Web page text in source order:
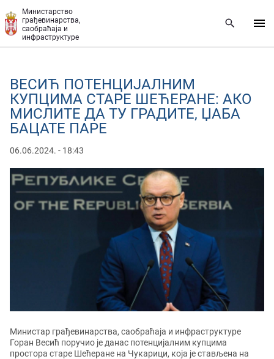
Министарство
грађевинарства,
саобраћаја и
инфраструктуре
ВЕСИЋ ПОТЕНЦИЈАЛНИМ
КУПЦИМА СТАРЕ ШЕЋЕРАНЕ: АКО
МИСЛИТЕ ДА ТУ ГРАДИТЕ, ЏАБА
БАЦАТЕ ПАРЕ
06.06.2024. - 18:43
Министар грађевинарства, саобраћаја и инфраструктуре
Горан Весић поручио је данас потенцијалним купцима
простора старе Шећеране на Чукарици, која је стављена на